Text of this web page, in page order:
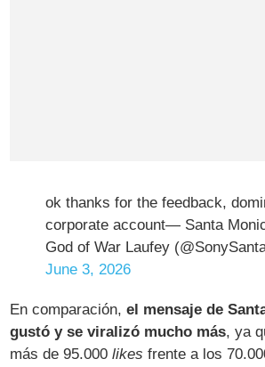
ok thanks for the feedback,
corporate account— Santa
God of War Laufey
June 3, 2026
En comparación,el mensaje de
gustó y se viralizó mucho más, ya
más de 95.000likes frente a los